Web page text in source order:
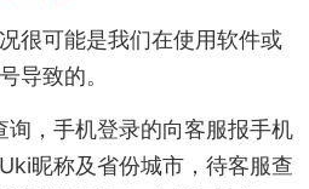
很可能是我们在使用软件或
导致的。
，手机登录的向客服报手机
昵称及省份城市，待客服查